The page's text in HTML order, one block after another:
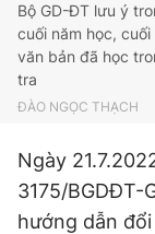
Hotline
0906 645 777
Đặt báo
Phó tổng biên
Phó tổng biên
Phó tổng biên
Tổng thư ký tòa
Bộ GD-ĐT lưu ý
cuối năm học,
văn bản đã học
tra
ĐÀO NGỌC THẠCH
Ngày
3175/BGDĐT-
hướng dẫn